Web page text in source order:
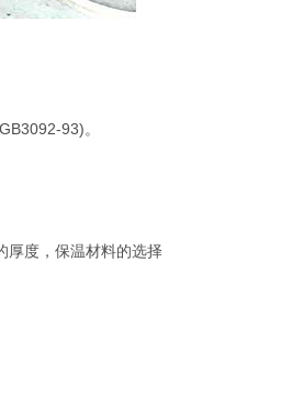
93)。
厚度，保温材料的选择